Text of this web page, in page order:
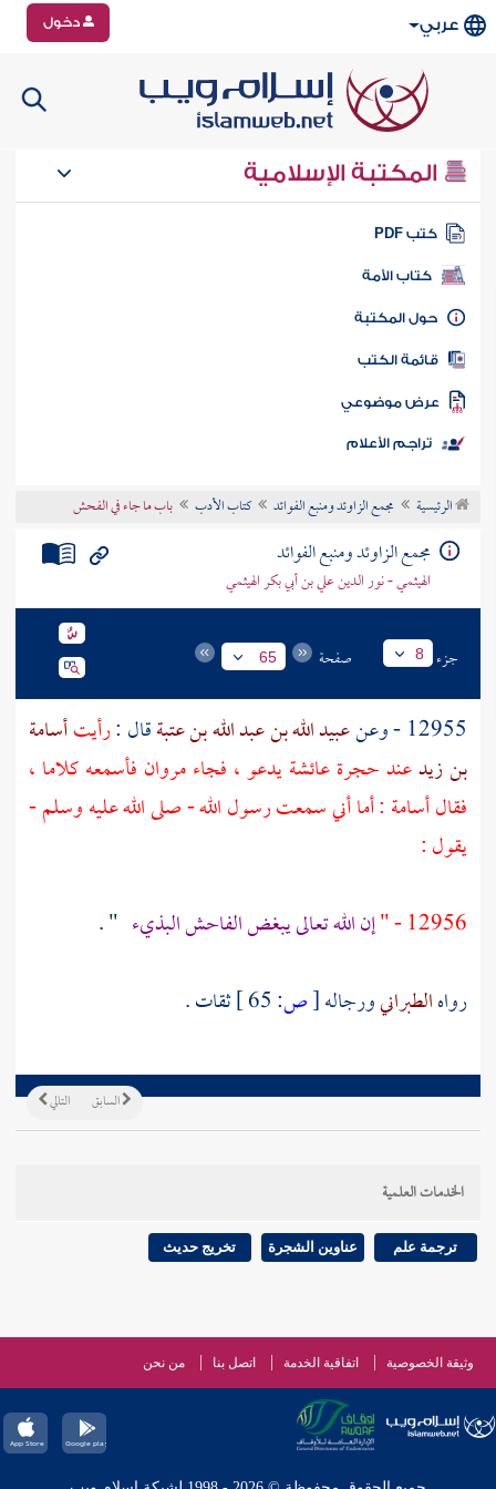
عربي دخول
المكتبة الإسلامية
كتب PDF
كتاب الأمة
المكتبة
الكتب
موضوعي
تراجم الأعلام
الرئيسية مجمع الزاوئد ومنبع الفوائد كتاب الأدب باب ما جاء في الفحش
مجمع الزاوئد ومنبع الفوائد
الهيثمي - نور الدين علي بن أبي بكر الهيثمي
جزء 8 صفحة 65
12955 - وعن عبيد الله بن عبد الله بن عتبةقال :رأيتأسامة
بن زيدعند حجرةعائشةيدعو ، فجاءمروان فأسمعه كلاما ،
فقالأسامة : أما أني سمعت رسول الله - صلى الله عليه وسلم -
يقول :
12956 - "
إن الله تعالى يبغض الفاحش البذيء " .
رواهالطبرانيورجاله[ص: ثقات .
التالي السابق
الخدمات العلمية
ترجمة علم عناوين الشجرة تخريج حديث
وثيقة الخصوصية اتفاقية الخدمة اتصل بنا من نحن